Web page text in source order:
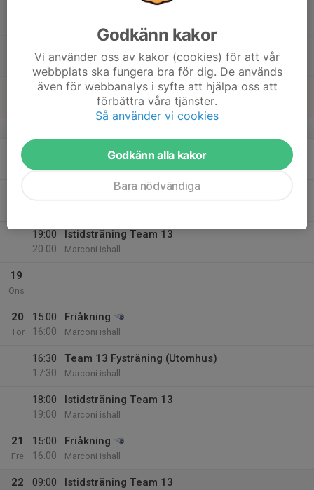
Team 13 Fysträning (Utomhus)
18:30
Marconi ishall
10:30
Istidsträning Team 13
Rambergsrinken
17
Mån
Friåkning
19:00
20:00
Istidsträning Team 13
Marconi ishall
19
Ons
20
Tor
15:00
16:00
Friåkning
Marconi ishall
16:30
17:30
Team 13 Fysträning (Utomhus)
Marconi ishall
18:00
19:00
Istidsträning Team 13
Marconi ishall
21
Fre
15:00
16:00
Friåkning
Marconi ishall
22
09:00
Istidsträning Team 13
Godkänn kakor
Vi använder oss av kakor (cookies) för att vår
webbplats ska fungera bra för dig. De används
även för webbanalys i syfte att hjälpa oss att
förbättra våra tjänster.
Så använder vi cookies
Godkänn alla kakor
Bara nödvändiga